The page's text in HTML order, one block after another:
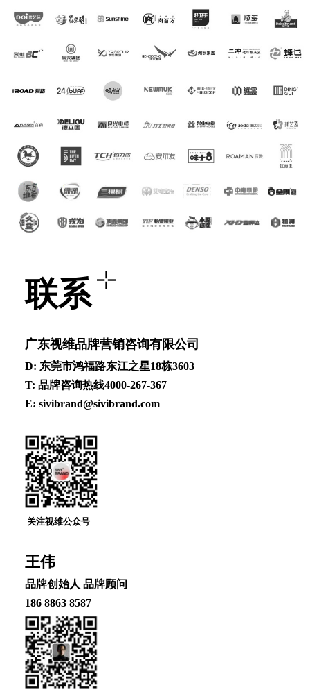
联系
⼴东视维品牌营销咨询有限公司
D: 东莞市鸿福路东江之星18栋3603
T: 品牌咨询热线4000-267-367
E: sivibrand@sivibrand.com
关注视维公众号
王伟
品牌创始⼈ 品牌顾问
186 8863 8587